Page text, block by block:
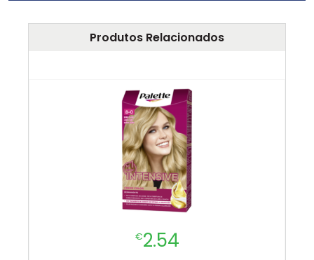
Produtos Relacionados
€2.54